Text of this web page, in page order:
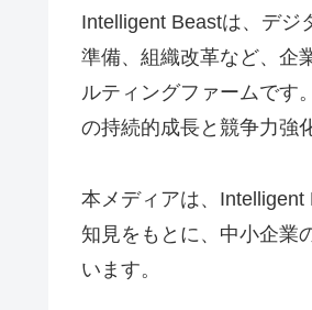
Intelligent Beastは、デジ
準備、組織改革など、企
ルティングファームです
の持続的成長と競争力強
本メディアは、Intelligent
知見をもとに、中小企業
います。